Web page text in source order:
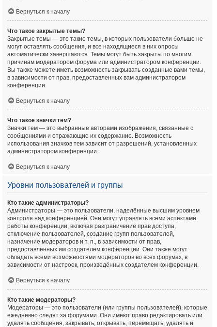
Вернуться к началу
Что такое закрытые темы?
Закрытые темы — это такие темы, в которых пользователи больше не
могут оставлять сообщения, и все находящиеся в них опросы
автоматически завершаются. Темы могут быть закрыты по многим
причинам модератором форума или администратором конференции.
Вы также можете иметь возможность закрывать созданные вами темы,
в зависимости от прав, предоставленных вам администратором
конференции.
Вернуться к началу
Что такое значки тем?
Значки тем — это выбранные авторами изображения, связанные с
сообщениями и отражающие их содержание. Возможность
использования значков тем зависит от разрешений, установленных
администратором конференции.
Вернуться к началу
Уровни пользователей и группы
Кто такие администраторы?
Администраторы — это пользователи, наделённые высшим уровнем
контроля над конференцией. Они могут управлять всеми аспектами
работы конференции, включая разграничение прав доступа,
отключение пользователей, создание групп пользователей,
назначение модераторов и т. п., в зависимости от прав,
предоставленных им создателем конференции. Они также могут
обладать всеми возможностями модераторов во всех форумах, в
зависимости от настроек, произведённых создателем конференции.
Вернуться к началу
Кто такие модераторы?
Модераторы — это пользователи (или группы пользователей), которые
ежедневно следят за форумами. Они имеют право редактировать или
удалять сообщения, закрывать, открывать, перемещать, удалять и